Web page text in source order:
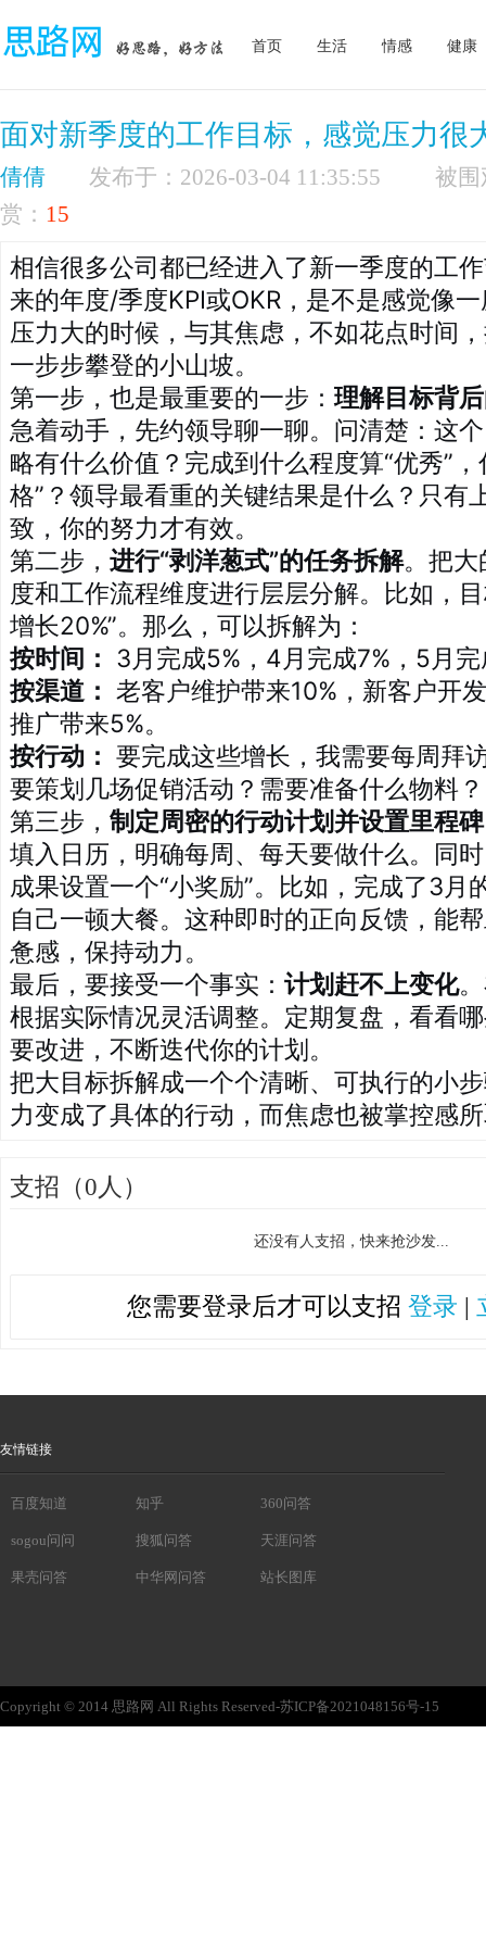
首页 生活 情感 健康
面对新季度的工作目标，感觉压力很
倩倩 发布于：2026-03-04 11:35:55
赏： 15
相信很多公司都已经进入了新一季度的工
来的年度/季度KPI或OKR，是不是感觉像
压力大的时候，与其焦虑，不如花点时间
一步步攀登的小山坡。
第一步，也是最重要的一步：理解目标背
急着动手，先约领导聊一聊。问清楚：这
略有什么价值？完成到什么程度算“优秀”
格”？领导最看重的关键结果是什么？只有
致，你的努力才有效。
第二步， 进行“剥洋葱式”的任务拆解。把大
度和工作流程维度进行层层分解。比如，
增长20%”。那么，可以拆解为：
按时间： 3月完成5%，4月完成7%，5月
按渠道： 老客户维护带来10%，新客户开
推广带来5%。
按行动： 要完成这些增长，我需要每周拜
要策划几场促销活动？需要准备什么物料？
第三步， 制定周密的行动计划并设置里程碑
填入日历，明确每周、每天要做什么。同
成果设置一个“小奖励”。比如，完成了3月
自己一顿大餐。这种即时的正向反馈，能
惫感，保持动力。
最后，要接受一个事实： 计划赶不上变化
根据实际情况灵活调整。定期复盘，看看
要改进，不断迭代你的计划。
把大目标拆解成一个个清晰、可执行的小
力变成了具体的行动，而焦虑也被掌控感
支招（0人）
还没有人支招，快来抢沙发...
您需要登录后才可以支招 登录 |
友情链接
百度知道 知乎 360问答
sogou问问 搜狐问答 天涯问答
果壳问答 中华网问答 站长图库
Copyright © 2014 思路网 All Rights Reserved-苏ICP备2021048156号-15